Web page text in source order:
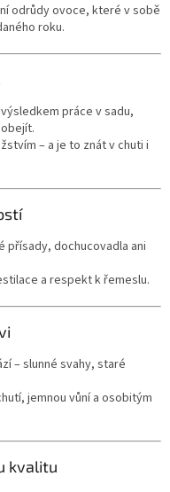
odrůdy ovoce, které v sobě
roku.
práce v sadu,
– a je to znát v chuti i
přísady, dochucovadla ani
a respekt k řemeslu.
– slunné svahy, staré
jemnou vůní a osobitým
kvalitu